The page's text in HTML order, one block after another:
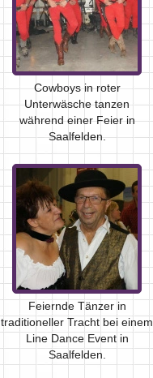
Cowboys in roter
Unterwäsche tanzen
während einer Feier in
Saalfelden.
Feiernde Tänzer in
traditioneller Tracht bei einem
Line Dance Event in
Saalfelden.